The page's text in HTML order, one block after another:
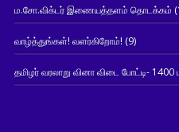
ம.சோ.விக்டர் இணையத்தளம் தொடக்கம்
வாழ்த்துங்கள்! வளர்கிறோம்! (9)
தமிழர் வரலாறு வினா விடை போட்டி-